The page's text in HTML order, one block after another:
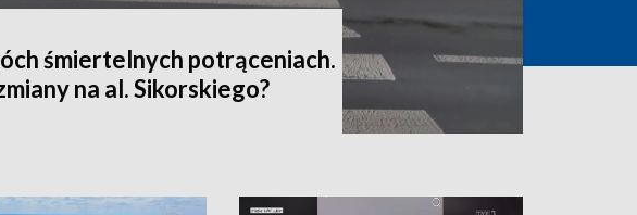
śmiertelnych potrąceniach.
na al. Sikorskiego?